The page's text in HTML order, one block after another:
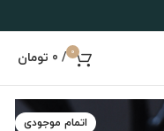
0
/
0 تومان
اتمام موجودی